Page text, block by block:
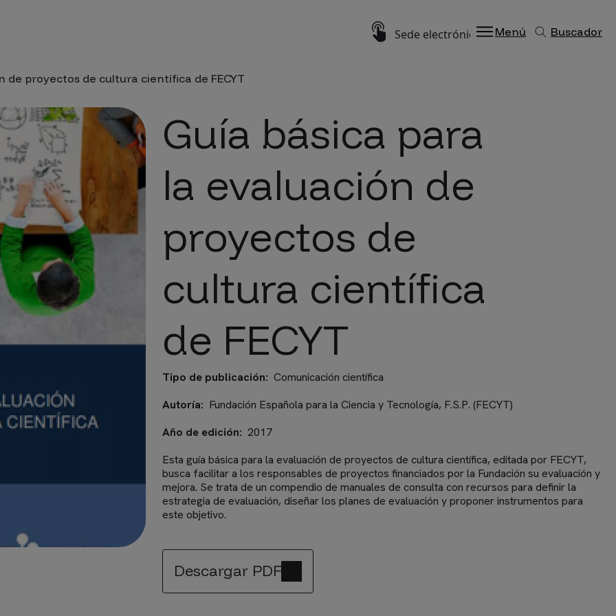
Menú
ImagenSede electrónica Buscador
a la navegación
de proyectos de cultura científica de FECYT
Guía básica para
la evaluación de
proyectos de
cultura científica
de FECYT
Tipo de publicación
Comunicación científica
Autoría
Fundación Española para la Ciencia y Tecnología, F.S.P. (FECYT)
Año de edición
2017
Esta guía básica para la evaluación de proyectos de cultura científica, editada por FECYT,
busca facilitar a los responsables de proyectos financiados por la Fundación su evaluación y
mejora. Se trata de un compendio de manuales de consulta con recursos para definir la
estrategia de evaluación, diseñar los planes de evaluación y proponer instrumentos para
este objetivo.
Descargar PDF